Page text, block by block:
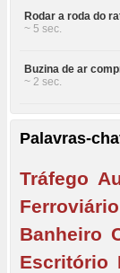
Rodar a roda do
~ 5 sec.
Buzina de ar
~ 2 sec.
Palavras-
Tráfego
Ferroviário
Banheiro
Escritório